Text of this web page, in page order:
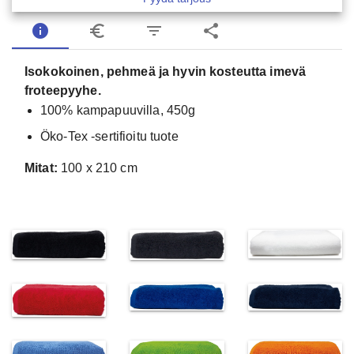
info euro_symbol filter_list share
Isokokoinen, pehmeä ja hyvin kosteutta imevä
froteepyyhe.
100% kampapuuvilla, 450g
Öko-Tex -sertifioitu tuote
Mitat: 100 x 210 cm